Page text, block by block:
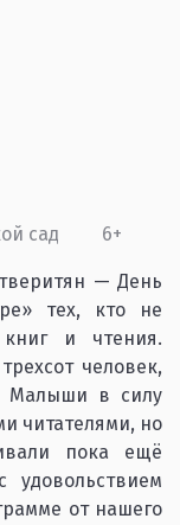
сад 6+
— День
тех, кто не
и чтения.
человек,
Малыши в силу
читателями, но
пока ещё
от нашего